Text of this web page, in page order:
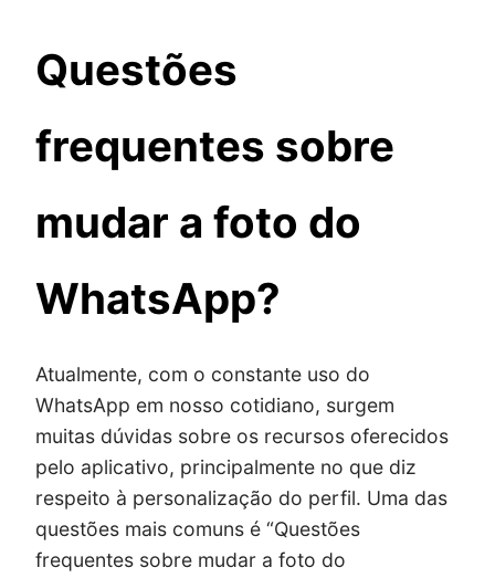
Questões
frequentes sobre
mudar a foto do
WhatsApp?
Atualmente, com o constante uso do
WhatsApp em nosso cotidiano, surgem
muitas dúvidas sobre os recursos oferecidos
pelo aplicativo, principalmente no que diz
respeito à personalização do perfil. Uma das
questões mais comuns é “Questões
frequentes sobre mudar a foto do